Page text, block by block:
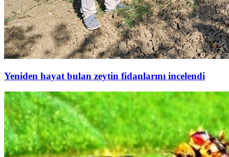
Yeniden hayat bulan zeytin fidanlarını incelendi